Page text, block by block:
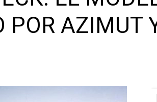
POR AZIMUT